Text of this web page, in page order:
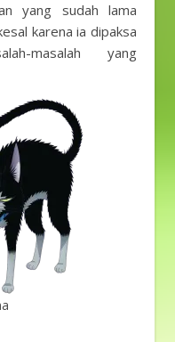
yang sudah lama
karena ia dipaksa
masalah yang